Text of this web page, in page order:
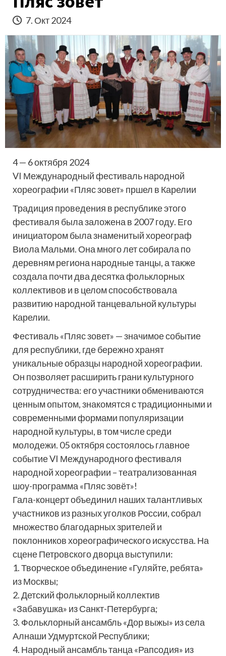
7. Окт 2024
4 — 6 октября 2024
VI Международный фестиваль народной
хореографии «Пляс зовет» пршел в Карелии
Традиция проведения в республике этого
фестиваля была заложена в 2007 году. Его
инициатором была знаменитый хореограф
Виола Мальми. Она много лет собирала по
деревням региона народные танцы, а также
создала почти два десятка фольклорных
коллективов и в целом способствовала
развитию народной танцевальной культуры
Карелии.
Фестиваль «Пляс зовет» — значимое событие
для республики, где бережно хранят
уникальные образцы народной хореографии.
Он позволяет расширить грани культурного
сотрудничества: его участники обмениваются
ценным опытом, знакомятся с традиционными и
современными формами популяризации
народной культуры, в том числе среди
молодежи. 05 октября состоялось главное
событие VI Международного фестиваля
народной хореографии – театрализованная
шоу-программа «Пляс зовёт»!
Гала-концерт объединил наших талантливых
участников из разных уголков России, собрал
множество благодарных зрителей и
поклонников хореографического искусства. На
сцене Петровского дворца выступили:
1. Творческое объединение «Гуляйте, ребята»
из Москвы;
2. Детский фольклорный коллектив
«Забавушка» из Санкт-Петербурга;
3. Фольклорный ансамбль «Дор выжы» из села
Алнаши Удмуртской Республики;
4. Народный ансамбль танца «Рапсодия» из